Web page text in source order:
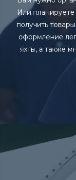
Или
получить
оформление
яхты, а также